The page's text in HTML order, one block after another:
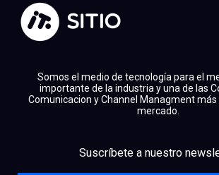
Somos el medio de tecnología para el
importante de la industria y una de las
Comunicacion y Channel Managment
mercado.
Suscríbete a nuestro
linkedinyoutubeinstagram
spotify